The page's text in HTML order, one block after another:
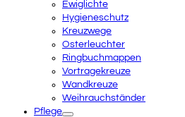
Ewiglichte
Hygieneschutz
Kreuzwege
Osterleuchter
Ringbuchmappen
Vortragekreuze
Wandkreuze
Weihrauchständer
Pflege